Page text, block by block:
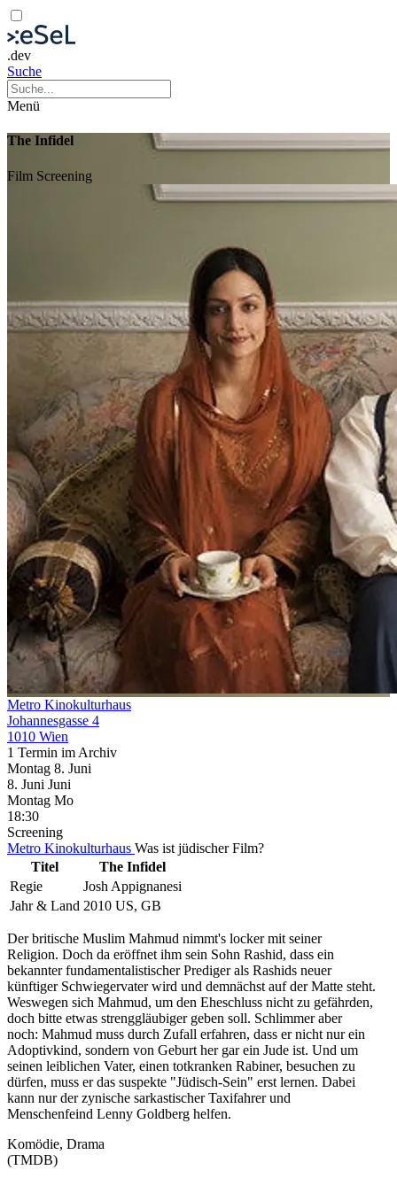
.dev
Suche
Menü
The Infidel
Film Screening
Metro Kinokulturhaus
Johannesgasse 4
1010 Wien
1 Termin im Archiv
Montag 8. Juni
8. Juni Juni
Montag Mo
18:30
Screening
Metro Kinokulturhaus Was ist jüdischer Film?
Titel
The Infidel
Regie
Josh Appignanesi
Jahr & Land 2010 US, GB
Der britische Muslim Mahmud nimmt's locker mit seiner
Religion. Doch da eröffnet ihm sein Sohn Rashid, dass ein
bekannter fundamentalistischer Prediger als Rashids neuer
künftiger Schwiegervater wird und demnächst auf der Matte steht.
Weswegen sich Mahmud, um den Eheschluss nicht zu gefährden,
doch bitte etwas strenggläubiger geben soll. Schlimmer aber
noch: Mahmud muss durch Zufall erfahren, dass er nicht nur ein
Adoptivkind, sondern von Geburt her gar ein Jude ist. Und um
seinen leiblichen Vater, einen totkranken Rabiner, besuchen zu
dürfen, muss er das suspekte "Jüdisch-Sein" erst lernen. Dabei
kann nur der zynische sarkastischer Taxifahrer und
Menschenfeind Lenny Goldberg helfen.
Komödie, Drama
(TMDB)